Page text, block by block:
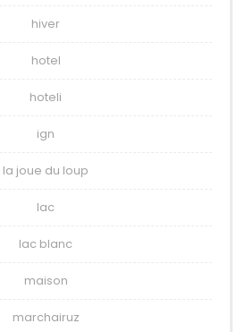
hiver
hotel
hoteli
ign
la joue du loup
lac
lac blanc
maison
marchairuz